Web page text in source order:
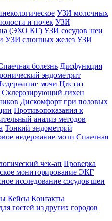
УЗИ молочных
и почек УЗИ
(ЭХО КГ) УЗИ сосудов шеи
УЗИ слюнных желез УЗИ
болезнь Дисфункция
эндометрит
мочи Цистит
Склерозирующий лихен
Дискомфорт при половых
Противопоказания к
анализ методов
Тонкий эндометрий
недержание мочи Спаечная
чек-ап Проверка
мониторирование ЭКГ
исследование сосудов шеи
Кейсы Контакты
гостей из других городов